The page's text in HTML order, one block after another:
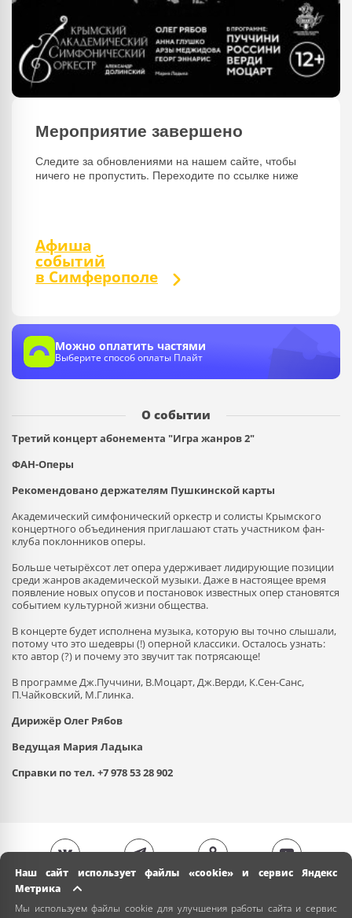
Мероприятие завершено
Следите за обновлениями на нашем сайте, чтобы
ничего не пропустить. Переходите по ссылке ниже
Афиша
событий
в Симферополе
Можно оплатить частями
Выберите способ оплаты Плайт
О событии
Третий концерт абонемента "Игра жанров 2"
ФАН-Оперы
Рекомендовано держателям Пушкинской карты
Академический симфонический оркестр и солисты Крымского
концертного объединения приглашают стать участником фан-
клуба поклонников оперы.
Больше четырёхсот лет опера удерживает лидирующие позиции
среди жанров академической музыки. Даже в настоящее время
появление новых опусов и постановок известных опер становятся
событием культурной жизни общества.
В концерте будет исполнена музыка, которую вы точно слышали,
потому что это шедевры (!) оперной классики. Осталось узнать:
кто автор (?) и почему это звучит так потрясающе!
В программе Дж.Пуччини, В.Моцарт, Дж.Верди, К.Сен-Санс,
П.Чайковский, М.Глинка.
Дирижёр Олег Рябов
Ведущая Мария Ладыка
Справки по тел. +7 97853 28 902
Наш сайт использует файлы «cookie» и сервис Яндекс
Метрика
Мы используем файлы cookie для улучшения работы сайта и сервис